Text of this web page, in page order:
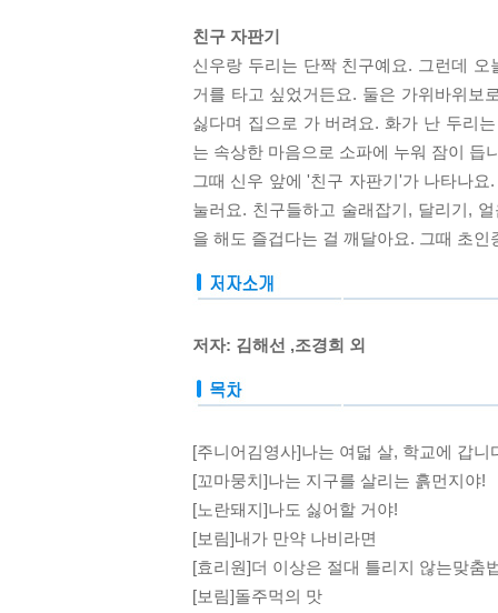
친구 자판기
신우랑 두리는 단짝 친구예요. 그런데
거를 타고 싶었거든요. 둘은 가위바위보
싫다며 집으로 가 버려요. 화가 난 두리
는 속상한 마음으로 소파에 누워 잠이 듭
그때 신우 앞에 '친구 자판기'가 나타나
눌러요. 친구들하고 술래잡기, 달리기,
을 해도 즐겁다는 걸 깨달아요. 그때 초
저자: 김해선 ,조경희 외
[주니어김영사]나는 여덟 살, 학교에 갑니
[꼬마뭉치]나는 지구를 살리는 흙먼지야!
[노란돼지]나도 싫어할 거야!
[보림]내가 만약 나비라면
[효리원]더 이상은 절대 틀리지 않는맞춤
[보림]돌주먹의 맛